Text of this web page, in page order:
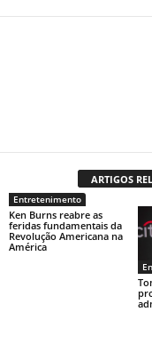
ARTIGOS
Entretenimento
Ken Burns reabre as
feridas fundamentais da
Revolução Americana na
América